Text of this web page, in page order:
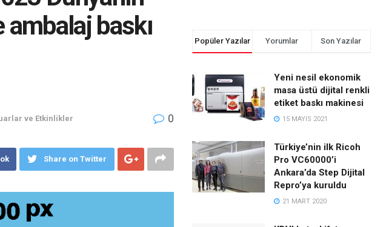
baskı
ve Etkinlikler 0
Share on Twitter
Popüler Yazılar Yorumlar Son Yazılar
Yeni nesil ekonomik
masa üstü dijital renkli
etiket baskı makinesi
15 MAYIS 2021
Türkiye’nin ilk Ricoh
Pro VC60000’i
Ankara’da Step Dijital
Repro’ya kuruldu
21 MART 2020